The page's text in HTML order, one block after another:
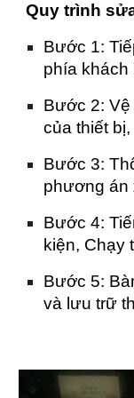
Quy trình
Bước 1:
phía khách
Bước 2: Vệ
của thiết
Bước 3:
phương án
Bước 4:
kiện, Chạy
Bước 5:
và lưu trữ